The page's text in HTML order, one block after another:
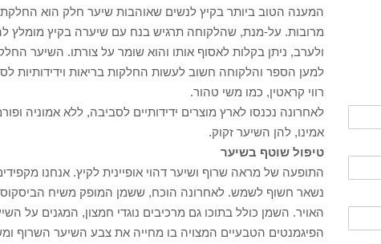
המענה הטוב ביותר בקיץ לנשים שאוהבות שיער חלק הוא
מרובות. על-מנת, שהלקוחה תרגיש בנח עם שיערה בקיץ מומלץ
ולערב, ניתן בקלות לאסוף אותו והוא שומר על צורתו. השיער
למען הספר והלקוחה חשוב לעשות החלקות בריאות וידידותיות
רווי קראטין, כמו משי טהור.
לאחרונה נכנסו לארץ מוצרים ידידותיים לסביבה, ללא אמוניה
אמינו, להן השיער זקוק.
טיפול שוטף בשיער
התופעה של מראה שרוף ושיער דהוי אופיינית לקיץ. אנחנו
נשאר חשוף לשמש. לאחרונה הוכח, ששמן המופק משיח הביסקוס
האויר. השמן כולל בתוכו גם מרכיבים נוגדי חמצון, המגנים על
הפיגמנטים הטבעיים המצויה בו מחייה את צבע השיער השרוף